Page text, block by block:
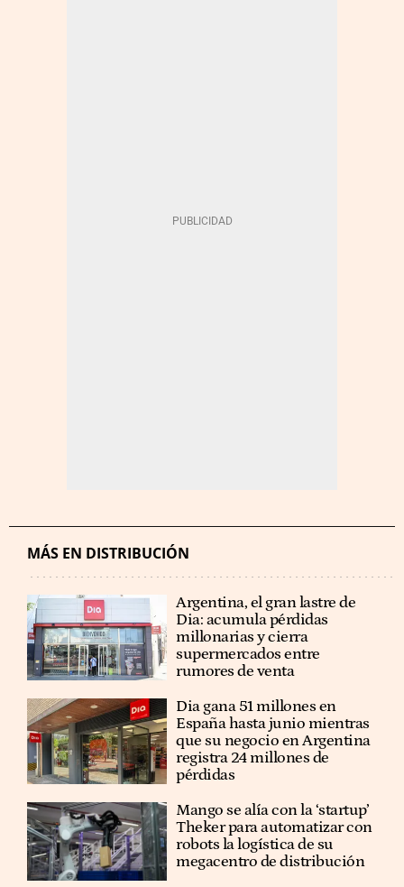
MÁS EN DISTRIBUCIÓN
Argentina, el gran lastre de
Dia: acumula pérdidas
millonarias y cierra
supermercados entre
rumores de venta
Dia gana 51 millones en
España hasta junio mientras
que su negocio en Argentina
registra 24 millones de
pérdidas
Mango se alía con la ‘startup’
Theker para automatizar con
robots la logística de su
megacentro de distribución